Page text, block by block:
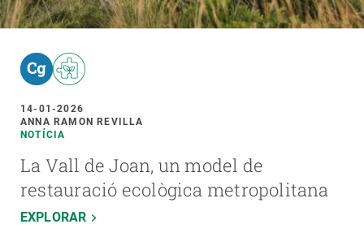
14-01-2026
ANNA RAMON REVILLA
NOTÍCIA
La Vall de Joan, un model de
restauració ecològica metropolitana
EXPLORAR